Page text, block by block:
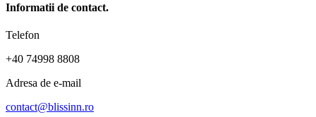
Informatii de contact.
Telefon
+40 74998 8808
Adresa de e-mail
contact@blissinn.ro